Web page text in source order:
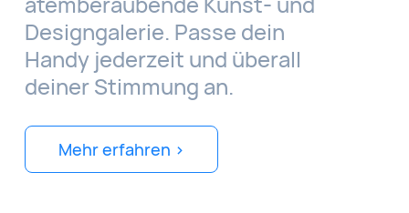
Designgalerie. Passe dein
Handy jederzeit und überall
deiner Stimmung an.
Mehr erfahren >